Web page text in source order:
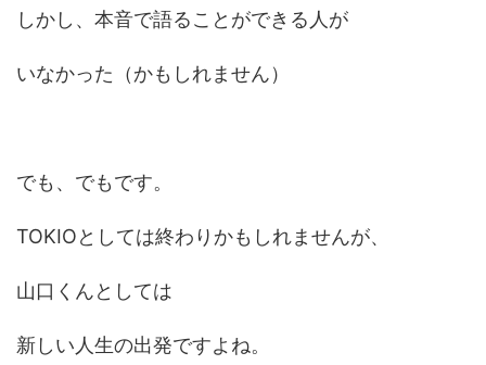
しかし、本音で語ることができる人が
いなかった（かもしれません）
でも、でもです。
TOKIOとしては終わりかもしれませんが、
山口くんとしては
新しい人生の出発ですよね。